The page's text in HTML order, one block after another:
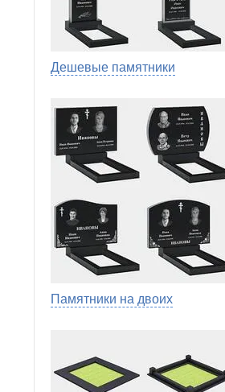
Дешевые памятники
Памятники на двоих